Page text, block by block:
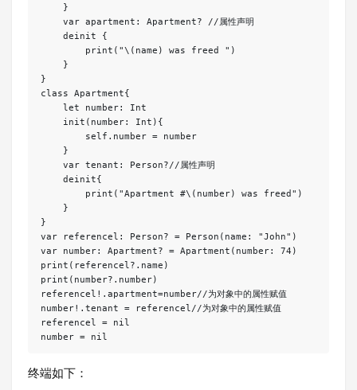
    }
    var apartment: Apartment? //属性声明
    deinit {
        print("\(name) was freed ")
    }
}
class Apartment{
    let number: Int
    init(number: Int){
        self.number = number
    }
    var tenant: Person?//属性声明
    deinit{
        print("Apartment #\(number) was freed")
    }
}
var referencel: Person? = Person(name: "John")
var number: Apartment? = Apartment(number: 74)
print(referencel?.name)
print(number?.number)
referencel!.apartment=number//为对象中的属性赋值
number!.tenant = referencel//为对象中的属性赋值
referencel = nil
终端如下：